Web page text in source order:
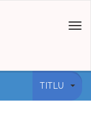
TITLU